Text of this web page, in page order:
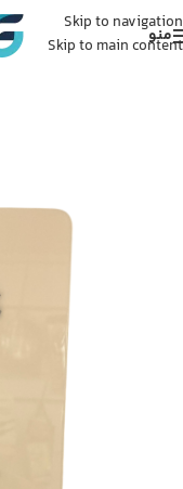
Skip to navigation
Skip to main content
منو